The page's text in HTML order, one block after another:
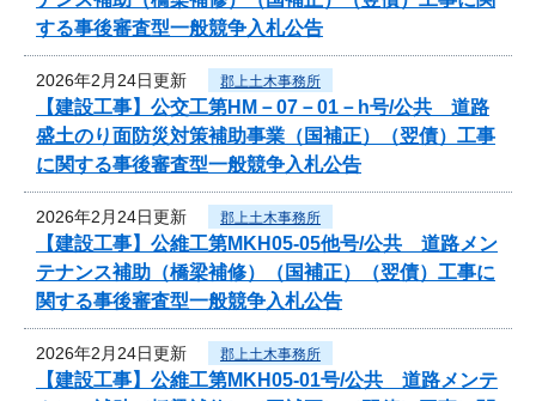
する事後審査型一般競争入札公告
2026年2月24日更新 郡上土木事務所
【建設工事】公交工第HM－07－01－h号/公共 道路
盛土のり面防災対策補助事業（国補正）（翌債）工事
に関する事後審査型一般競争入札公告
2026年2月24日更新 郡上土木事務所
【建設工事】公維工第MKH05-05他号/公共 道路メン
テナンス補助（橋梁補修）（国補正）（翌債）工事に
関する事後審査型一般競争入札公告
2026年2月24日更新 郡上土木事務所
【建設工事】公維工第MKH05-01号/公共 道路メンテ